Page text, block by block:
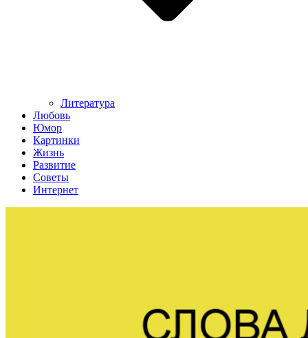
Литература
Любовь
Юмор
Картинки
Жизнь
Развитие
Советы
Интернет